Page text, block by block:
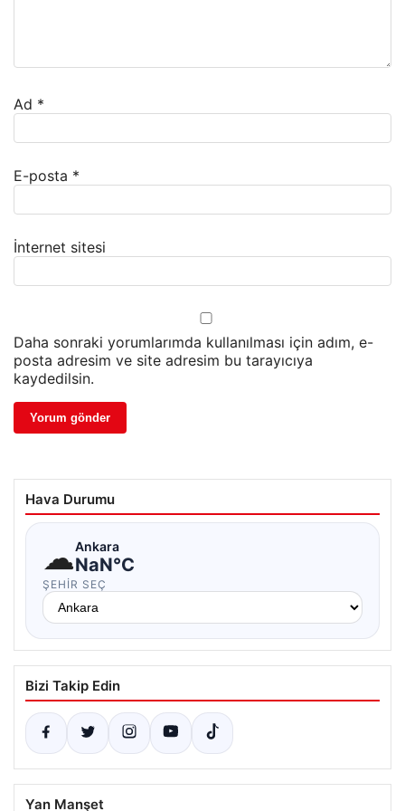
Ad *
E-posta *
İnternet sitesi
Daha sonraki yorumlarımda kullanılması için adım, e-
posta adresim ve site adresim bu tarayıcıya
kaydedilsin.
Hava Durumu
☁Ankara
NaN°C
ŞEHIR SEÇ
Bizi Takip Edin
Yan Manşet